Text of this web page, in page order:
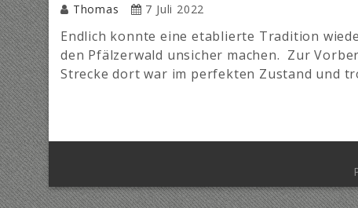
Thomas 7 Juli 2022
Endlich konnte eine etablierte Tradition
den Pfälzerwald unsicher machen. Zur
Strecke dort war im perfekten Zustand und